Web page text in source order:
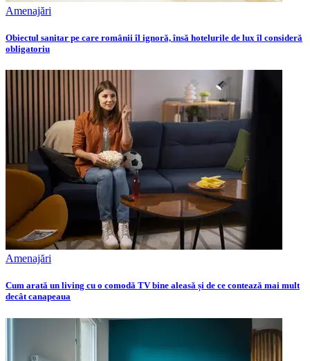
Amenajări
Obiectul sanitar pe care românii îl ignoră, însă hotelurile de lux îl consideră
obligatoriu
Amenajări
Cum arată un living cu o comodă TV bine aleasă și de ce contează mai mult
decât canapeaua